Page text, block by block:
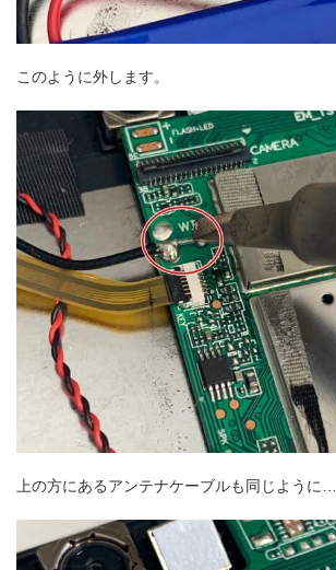
このように外します。
上の方にあるアンテナケーブルも同じように…